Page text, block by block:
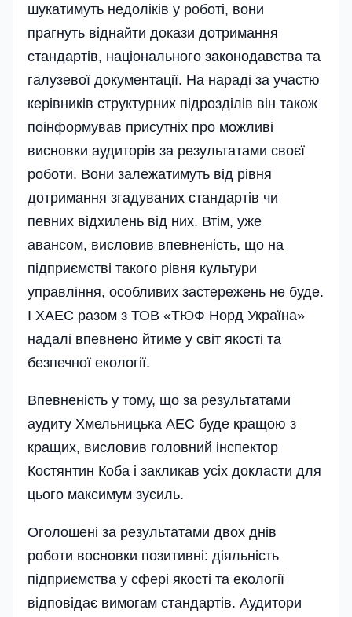
шукатимуть недоліків у роботі, вони
прагнуть віднайти докази дотримання
стандартів, національного законодавства та
галузевої документації. На нараді за участю
керівників структурних підрозділів він також
поінформував присутніх про можливі
висновки аудиторів за результатами своєї
роботи. Вони залежатимуть від рівня
дотримання згадуваних стандартів чи
певних відхилень від них. Втім, уже
авансом, висловив впевненість, що на
підпри­ємстві такого рівня культури
управління, особливих застережень не буде.
І ХАЕС разом з ТОВ «ТЮФ Норд Україна»
надалі впевнено йтиме у світ якості та
безпечної екології.
Впевненість у тому, що за результатами
аудиту Хмельницька АЕС буде кращою з
кращих, висловив головний інспектор
Костянтин Коба і закликав усіх докласти для
цього максимум зусиль.
Оголошені за результатами двох днів
роботи восновки позитивні: діяльність
підприємства у сфері якості та екології
відповідає вимогам стандартів. Аудитори